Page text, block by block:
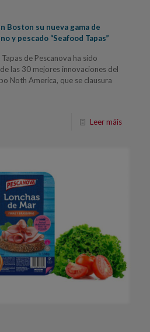
Boston su nueva gama de
y pescado “Seafood Tapas”
de Pescanova ha sido
las 30 mejores innovaciones del
Noth America, que se clausura
Leer máis